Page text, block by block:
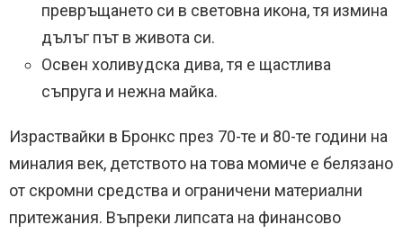
превръщането си в световна икона, тя измина
дълъг път в живота си.
Освен холивудска дива, тя е щастлива
съпруга и нежна майка.
Израствайки в Бронкс през 70-те и 80-те години на
миналия век, детството на това момиче е белязано
от скромни средства и ограничени материални
притежания. Въпреки липсата на финансово